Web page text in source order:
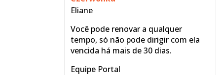
Eliane
Você pode renovar a qualquer
tempo, só não pode dirigir com ela
vencida há mais de 30 dias.
Equipe Portal